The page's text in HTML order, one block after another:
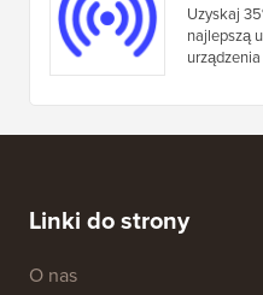
Uzyskaj
najlepszą
Linki do strony
O nas